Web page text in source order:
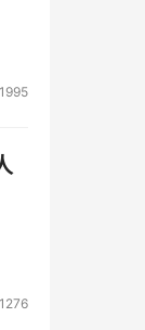
1995
1276